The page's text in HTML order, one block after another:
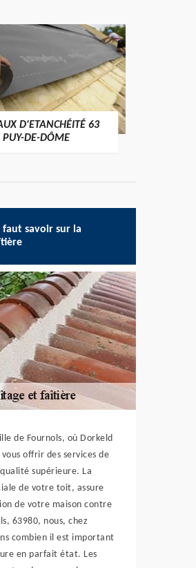
D'ETANCHÉITÉ 63
PUY-DE-DÔME
savoir sur la
de Fournols, où Dorkeld
offrir des services de
supérieure. La
de votre toit, assure
de votre maison contre
63980, nous, chez
combien il est important
en parfait état. Les